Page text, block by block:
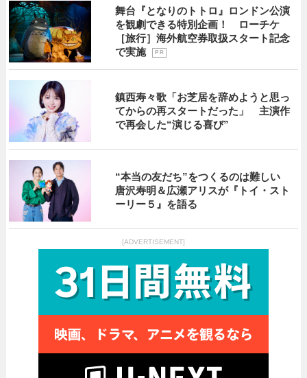
舞台『となりのトトロ』ロンドン公演
を観劇できる特別企画！ ローチケ
［旅行］海外航空券取扱スタート記念
で実施
P R
鎮西寿々歌「お芝居を辞めようと思っ
てからの再スタートだった」 主演作
で再会した“演じる喜び”
“本当の友だち”をつくるのは難しい
唐沢寿明＆広瀬アリスが『トイ・スト
ーリー５』を語る
[ADVERTISEMENT]